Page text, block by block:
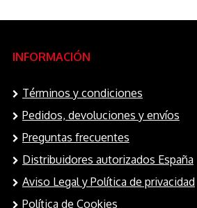
INFORMACIÓN
Términos y condiciones
Pedidos, devoluciones y envíos
Preguntas frecuentes
Distribuidores autorizados España
Aviso Legal y Política de privacidad
Política de Cookies